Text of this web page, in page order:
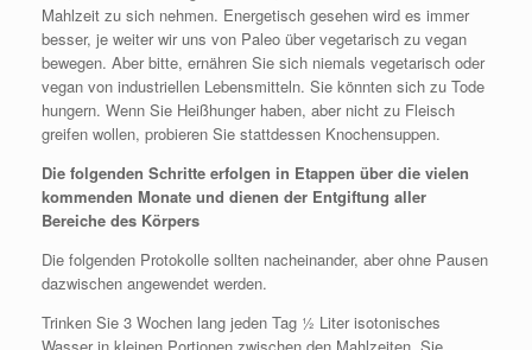
Mahlzeit zu sich nehmen. Energetisch gesehen wird es immer
besser, je weiter wir uns von Paleo über vegetarisch zu vegan
bewegen. Aber bitte, ernähren Sie sich niemals vegetarisch oder
vegan von industriellen Lebensmitteln. Sie könnten sich zu Tode
hungern. Wenn Sie Heißhunger haben, aber nicht zu Fleisch
greifen wollen, probieren Sie stattdessen Knochensuppen.
Die folgenden Schritte erfolgen in Etappen über die vielen
kommenden Monate und dienen der Entgiftung aller
Bereiche des Körpers
Die folgenden Protokolle sollten nacheinander, aber ohne Pausen
dazwischen angewendet werden.
Trinken Sie 3 Wochen lang jeden Tag ½ Liter isotonisches
Wasser in kleinen Portionen zwischen den Mahlzeiten. Sie